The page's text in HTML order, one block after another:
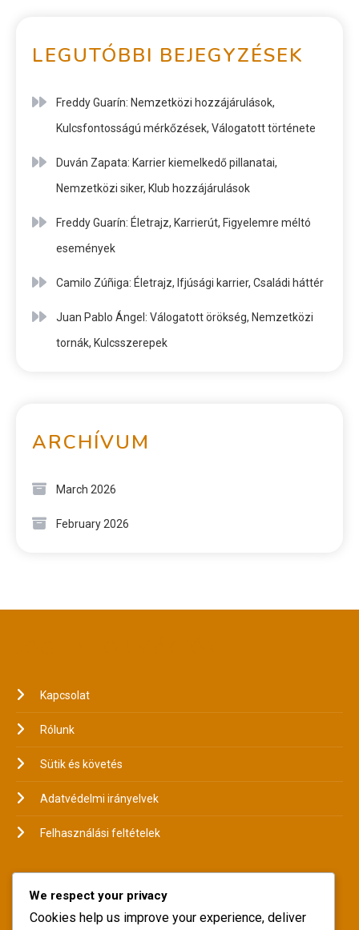
LEGUTÓBBI BEJEGYZÉSEK
Freddy Guarín: Nemzetközi hozzájárulások,
Kulcsfontosságú mérkőzések, Válogatott története
Duván Zapata: Karrier kiemelkedő pillanatai,
Nemzetközi siker, Klub hozzájárulások
Freddy Guarín: Életrajz, Karrierút, Figyelemre méltó
események
Camilo Zúñiga: Életrajz, Ifjúsági karrier, Családi háttér
Juan Pablo Ángel: Válogatott örökség, Nemzetközi
tornák, Kulcsszerepek
ARCHÍVUM
March 2026
February 2026
Kapcsolat
Rólunk
Sütik és követés
Adatvédelmi irányelvek
Felhasználási feltételek
KATEGÓRIÁK
We respect your privacy
Cookies help us improve your experience, deliver